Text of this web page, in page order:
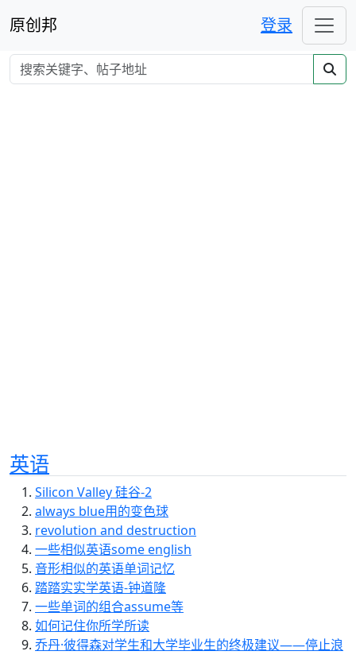
原创邦 登录
英语
Silicon Valley 硅谷-2
always blue用的变色球
revolution and destruction
一些相似英语some english
音形相似的英语单词记忆
踏踏实实学英语-钟道隆
一些单词的组合assume等
如何记住你所学所读
乔丹·彼得森对学生和大学毕业生的终极建议——停止浪